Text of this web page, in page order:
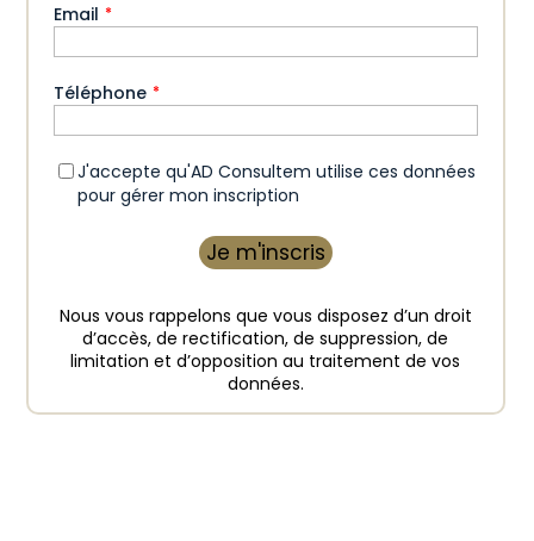
Email *
Téléphone *
* J'accepte qu'AD Consultem utilise ces données
pour gérer mon inscription
Nous vous rappelons que vous disposez d’un droit
d’accès, de rectification, de suppression, de
limitation et d’opposition au traitement de vos
données.